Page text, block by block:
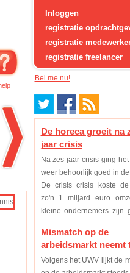
Inloggen
registratie
registratie
registratie freelancer
De horeca groeit na
jaar crisis
Na zes jaar crisis ging
weer behoorlijk goed in
De crisis crisis koste
zo'n 1 miljard euro
kleine ondernemers zijn
binnen deze branche,
was eindelijk voor de
een p...
Mismatch op de
arbeidsmarkt neemt
Volgens het UWV lijkt de
Bel me nu!